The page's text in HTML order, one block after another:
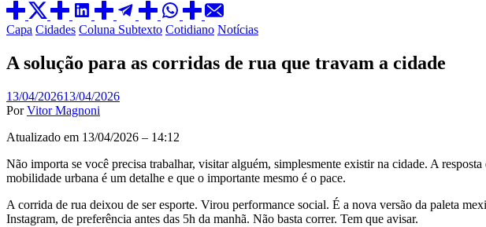
Capa Cidades Coluna Subtexto Cotidiano Notícias
A solução para as corridas de rua que travam a cidade
13/04/202613/04/2026
Por Vitor Magnoni
Atualizado em 13/04/2026 – 14:12
Não importa se você precisa trabalhar, visitar alguém, simplesmente existir na cidade. A
mobilidade urbana é um detalhe e que o importante mesmo é o pace.
A corrida de rua deixou de ser esporte. Virou performance social. É a nova versão da paleta
Instagram, de preferência antes das 5h da manhã. Não basta correr. Tem que avisar.